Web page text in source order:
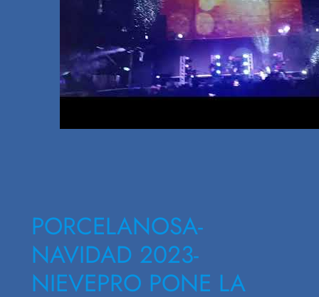
PORCELANOSA-
NAVIDAD 2023-
NIEVEPRO PONE LA